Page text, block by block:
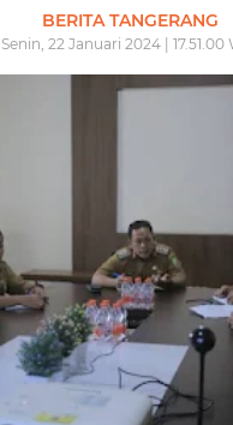
BERITA TANGERANG
Senin, 22 Januari 2024 | 17.51.00